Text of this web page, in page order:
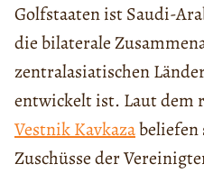
Golfstaaten ist Saudi-
die bilaterale
zentralasiatischen
entwickelt ist. Laut dem
Vestnik Kavkazabeliefen
Zuschüsse der